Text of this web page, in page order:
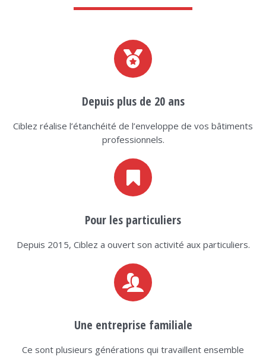
Depuis plus de 20 ans
Ciblez réalise l’étanchéité de l’enveloppe de vos bâtiments
professionnels.
Pour les particuliers
Depuis 2015, Ciblez a ouvert son activité aux particuliers.
Une entreprise familiale
Ce sont plusieurs générations qui travaillent ensemble